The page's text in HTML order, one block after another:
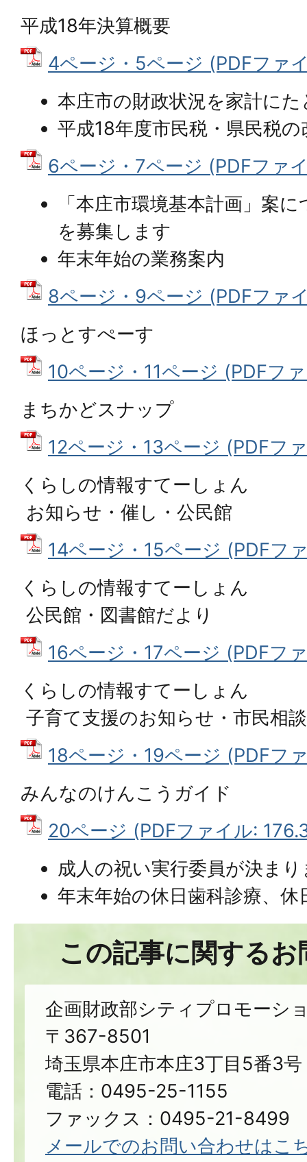
平成18年決算概要
4ページ・5ページ (PDFファ
本庄市の財政状況を家計に
平成18年度市民税・県民税
6ページ・7ページ (PDFファ
「本庄市環境基本計画」案
を募集します
年末年始の業務案内
8ページ・9ページ (PDFファ
ほっとすぺーす
10ページ・11ページ (PDFフ
まちかどスナップ
12ページ・13ページ (PDFフ
くらしの情報すてーしょん
お知らせ・催し・公民館
14ページ・15ページ (PDFフ
くらしの情報すてーしょん
公民館・図書館だより
16ページ・17ページ (PDFフ
くらしの情報すてーしょん
子育て支援のお知らせ・市民相談
18ページ・19ページ (PDFフ
みんなのけんこうガイド
20ページ (PDFファイル:
成人の祝い実行委員が決ま
年末年始の休日歯科診療、休
この記事に関する
企画財政部シティプロモーシ
〒367-8501
埼玉県本庄市本庄3丁目5番3号
電話：0495-25-1155
ファックス：0495-21-8499
メールでのお問い合わせはこ